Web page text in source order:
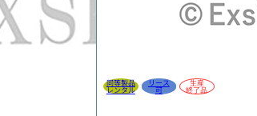
同等製品
レンタル
リース
可
生産
終了品